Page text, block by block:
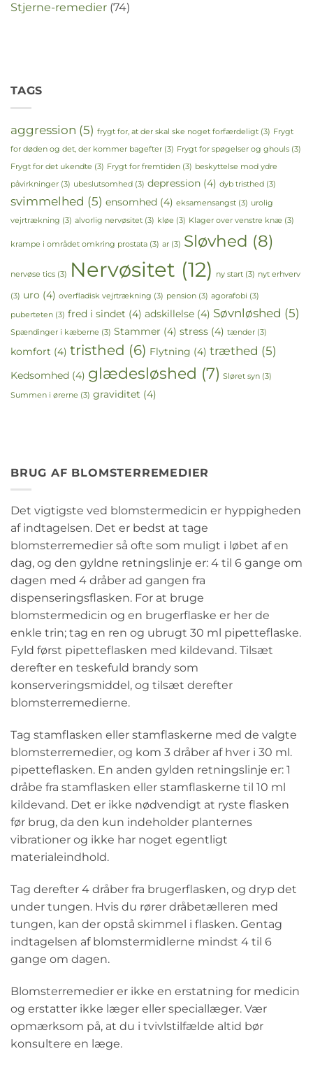
Stjerne-remedier (74)
TAGS
aggression (5) frygt for, at der skal ske noget forfærdeligt (3) Frygt
for døden og det, der kommer bagefter (3) Frygt for spøgelser og ghouls (3)
Frygt for det ukendte (3) Frygt for fremtiden (3) beskyttelse mod ydre
påvirkninger (3) ubeslutsomhed (3) depression (4) dyb tristhed (3)
svimmelhed (5) ensomhed (4) eksamensangst (3) urolig
vejrtrækning (3) alvorlig nervøsitet (3) kløe (3) Klager over venstre knæ (3)
krampe i området omkring prostata (3) ar (3) Sløvhed (8)
nervøse tics (3) Nervøsitet (12) ny start (3) nyt erhverv
(3) uro (4) overfladisk vejrtrækning (3) pension (3) agorafobi (3)
puberteten (3) fred i sindet (4) adskillelse (4) Søvnløshed (5)
Spændinger i kæberne (3) Stammer (4) stress (4) tænder (3)
komfort (4) tristhed (6) Flytning (4) træthed (5)
Kedsomhed (4) glædesløshed (7) Sløret syn (3)
Summen i ørerne (3) graviditet (4)
BRUG AF BLOMSTERREMEDIER
Det vigtigste ved blomstermedicin er hyppigheden
af indtagelsen. Det er bedst at tage
blomsterremedier så ofte som muligt i løbet af en
dag, og den gyldne retningslinje er: 4 til 6 gange om
dagen med 4 dråber ad gangen fra
dispenseringsflasken. For at bruge
blomstermedicin og en brugerflaske er her de
enkle trin; tag en ren og ubrugt 30 ml pipetteflaske.
Fyld først pipetteflasken med kildevand. Tilsæt
derefter en teskefuld brandy som
konserveringsmiddel, og tilsæt derefter
blomsterremedierne.
Tag stamflasken eller stamflaskerne med de valgte
blomsterremedier, og kom 3 dråber af hver i 30 ml.
pipetteflasken. En anden gylden retningslinje er: 1
dråbe fra stamflasken eller stamflaskerne til 10 ml
kildevand. Det er ikke nødvendigt at ryste flasken
før brug, da den kun indeholder planternes
vibrationer og ikke har noget egentligt
materialeindhold.
Tag derefter 4 dråber fra brugerflasken, og dryp det
under tungen. Hvis du rører dråbetælleren med
tungen, kan der opstå skimmel i flasken. Gentag
indtagelsen af blomstermidlerne mindst 4 til 6
gange om dagen.
Blomsterremedier er ikke en erstatning for medicin
og erstatter ikke læger eller speciallæger. Vær
opmærksom på, at du i tvivlstilfælde altid bør
konsultere en læge.